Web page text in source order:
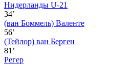
Нидерланды U-21
34’
(ван Боммель) Валенте
56’
(Тейлор) ван Берген
81’
Регер